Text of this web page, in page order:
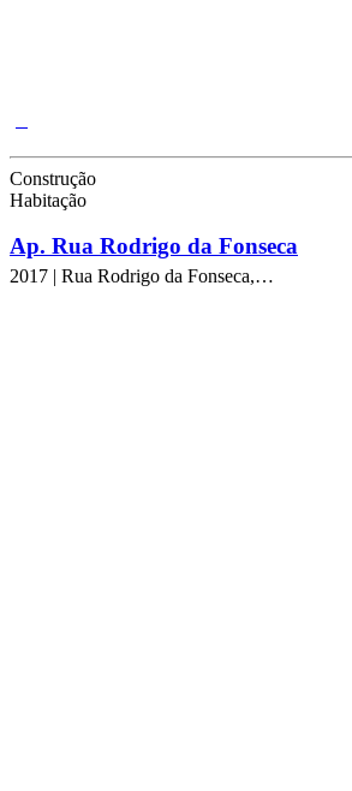
Construção
Habitação
Ap. Rua Rodrigo da Fonseca
2017 | Rua Rodrigo da Fonseca,…